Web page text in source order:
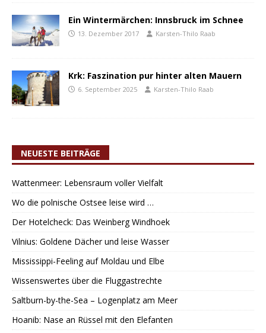
Ein Wintermärchen: Innsbruck im Schnee
13. Dezember 2017 Karsten-Thilo Raab
Krk: Faszination pur hinter alten Mauern
6. September 2025 Karsten-Thilo Raab
NEUESTE BEITRÄGE
Wattenmeer: Lebensraum voller Vielfalt
Wo die polnische Ostsee leise wird …
Der Hotelcheck: Das Weinberg Windhoek
Vilnius: Goldene Dächer und leise Wasser
Mississippi-Feeling auf Moldau und Elbe
Wissenswertes über die Fluggastrechte
Saltburn-by-the-Sea – Logenplatz am Meer
Hoanib: Nase an Rüssel mit den Elefanten